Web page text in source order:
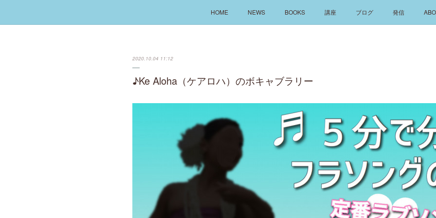
HOME NEWS BOOKS 講座 ブログ 発信
2020.10.04 11:12
♪Ke Aloha（ケアロハ）のボキャブラリー